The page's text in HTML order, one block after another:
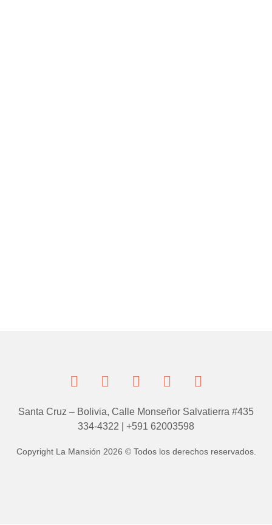
Santa Cruz – Bolivia, Calle Monseñor Salvatierra #435
334-4322 | +591 62003598
Copyright La Mansión 2026 © Todos los derechos reservados.